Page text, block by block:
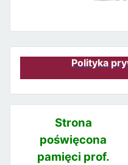
Polityka
Strona
poświęcona
pamięci prof.